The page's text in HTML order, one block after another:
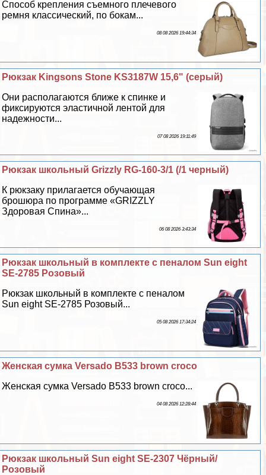
Способ крепления съемного плечевого
ремня классический, по бокам...
08 08 2026 19:44:34
Рюкзак Kingsons Stone KS3187W 15,6" (серый)
Они располагаются ближе к спинке и
фиксируются эластичной лентой для
надежности...
07 08 2026 19:11:49
Рюкзак школьный Grizzly RG-160-3/1 (/1 черный)
К рюкзаку прилагается обучающая
брошюра по программе «GRIZZLY
Здоровая Спина»...
06 08 2026 3:43:34
Рюкзак школьный в комплекте с пеналом Sun eight
SE-2785 Розовый
Рюкзак школьный в комплекте с пеналом
Sun eight SE-2785 Розовый...
05 08 2026 17:34:24
Женская сумка Versado B533 brown croco
Женская сумка Versado B533 brown croco...
04 08 2026 12:28:44
Рюкзак школьный Sun eight SE-2307 Чёрный/
Розовый